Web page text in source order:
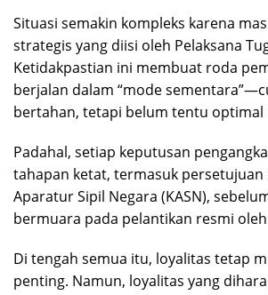
Situasi semakin kompleks karena
strategis yang diisi oleh Pelaksana
Ketidakpastian ini membuat roda
berjalan dalam “mode
bertahan, tetapi belum tentu optimal
Padahal, setiap keputusan
tahapan ketat, termasuk persetujuan
Aparatur Sipil Negara (KASN),
bermuara pada pelantikan resmi
Di tengah semua itu, loyalitas tetap
penting. Namun, loyalitas yang